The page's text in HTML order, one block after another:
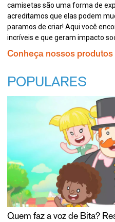
camisetas são uma forma de
acreditamos que elas podem
paramos de criar! Aqui você
incríveis e que geram impacto
Conheça nossos produtos
POPULARES
Quem faz a voz de Bita?